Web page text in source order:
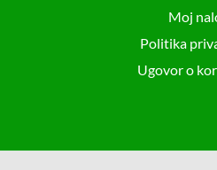
Moj
Politika
Ugovor o